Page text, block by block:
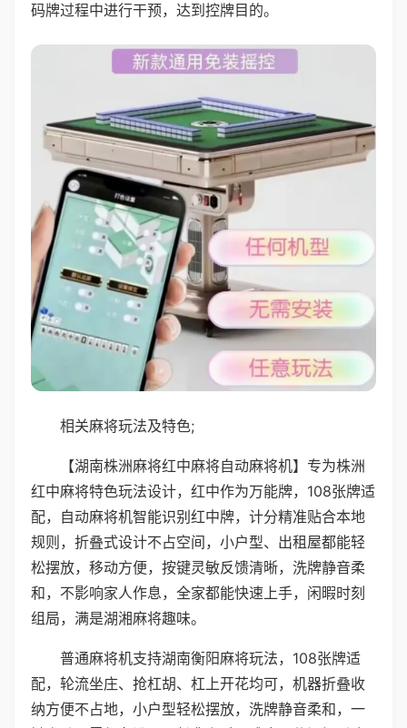
码牌过程中进行干预，达到控牌目的。
相关麻将玩法及特色;
【湖南株洲麻将红中麻将自动麻将机】专为株洲
红中麻将特色玩法设计，红中作为万能牌，108张牌适
配，自动麻将机智能识别红中牌，计分精准贴合本地
规则，折叠式设计不占空间，小户型、出租屋都能轻
松摆放，移动方便，按键灵敏反馈清晰，洗牌静音柔
和，不影响家人作息，全家都能快速上手，闲暇时刻
组局，满是湖湘麻将趣味。
普通麻将机支持湖南衡阳麻将玩法，108张牌适
配，轮流坐庄、抢杠胡、杠上开花均可，机器折叠收
纳方便不占地，小户型轻松摆放，洗牌静音柔和，一